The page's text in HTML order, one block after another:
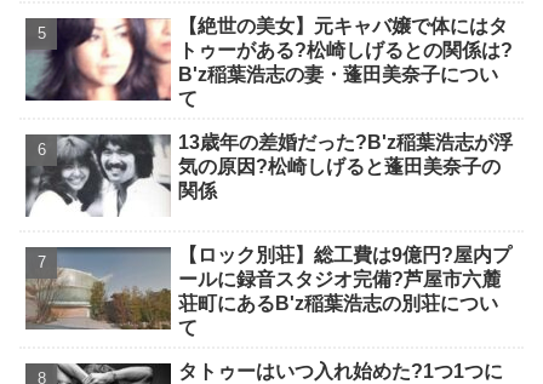
【絶世の美女】元キャバ嬢で体にはタ
トゥーがある?松崎しげるとの関係は?
B'z稲葉浩志の妻・蓬田美奈子につい
て
13歳年の差婚だった?B'z稲葉浩志が浮
気の原因?松崎しげると蓬田美奈子の
関係
【ロック別荘】総工費は9億円?屋内プ
ールに録音スタジオ完備?芦屋市六麓
荘町にあるB'z稲葉浩志の別荘につい
て
タトゥーはいつ入れ始めた?1つ1つに